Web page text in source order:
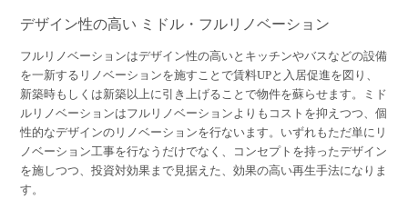
デザイン性の高い ミドル・フルリノベーション
フルリノベーションはデザイン性の高いとキッチンやバスなどの設備
を一新するリノベーションを施すことで賃料UPと入居促進を図り、
新築時もしくは新築以上に引き上げることで物件を蘇らせます。ミド
ルリノベーションはフルリノベーションよりもコストを抑えつつ、個
性的なデザインのリノベーションを行ないます。いずれもただ単にリ
ノベーション工事を行なうだけでなく、コンセプトを持ったデザイン
を施しつつ、投資対効果まで見据えた、効果の高い再生手法になりま
す。